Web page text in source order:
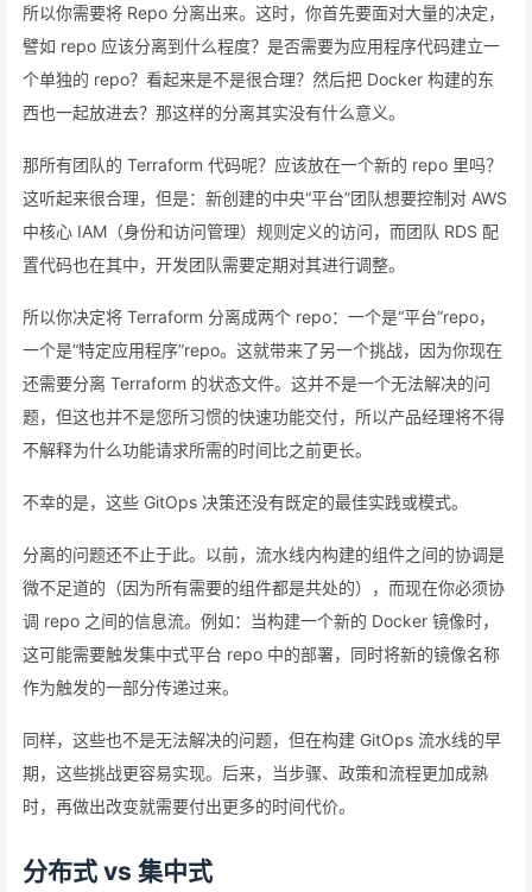
所以你需要将 Repo 分离出来。这时，你首先要面对大量的决定，
譬如 repo 应该分离到什么程度？是否需要为应用程序代码建立一
个单独的 repo？看起来是不是很合理？然后把 Docker 构建的东
西也一起放进去？那这样的分离其实没有什么意义。
那所有团队的 Terraform 代码呢？应该放在一个新的 repo 里吗？
这听起来很合理，但是：新创建的中央“平台”团队想要控制对 AWS
中核心 IAM（身份和访问管理）规则定义的访问，而团队 RDS 配
置代码也在其中，开发团队需要定期对其进行调整。
所以你决定将 Terraform 分离成两个 repo：一个是“平台”repo，
一个是“特定应用程序”repo。这就带来了另一个挑战，因为你现在
还需要分离 Terraform 的状态文件。这并不是一个无法解决的问
题，但这也并不是您所习惯的快速功能交付，所以产品经理将不得
不解释为什么功能请求所需的时间比之前更长。
不幸的是，这些 GitOps 决策还没有既定的最佳实践或模式。
分离的问题还不止于此。以前，流水线内构建的组件之间的协调是
微不足道的（因为所有需要的组件都是共处的），而现在你必须协
调 repo 之间的信息流。例如：当构建一个新的 Docker 镜像时，
这可能需要触发集中式平台 repo 中的部署，同时将新的镜像名称
作为触发的一部分传递过来。
同样，这些也不是无法解决的问题，但在构建 GitOps 流水线的早
期，这些挑战更容易实现。后来，当步骤、政策和流程更加成熟
时，再做出改变就需要付出更多的时间代价。
分布式 vs 集中式